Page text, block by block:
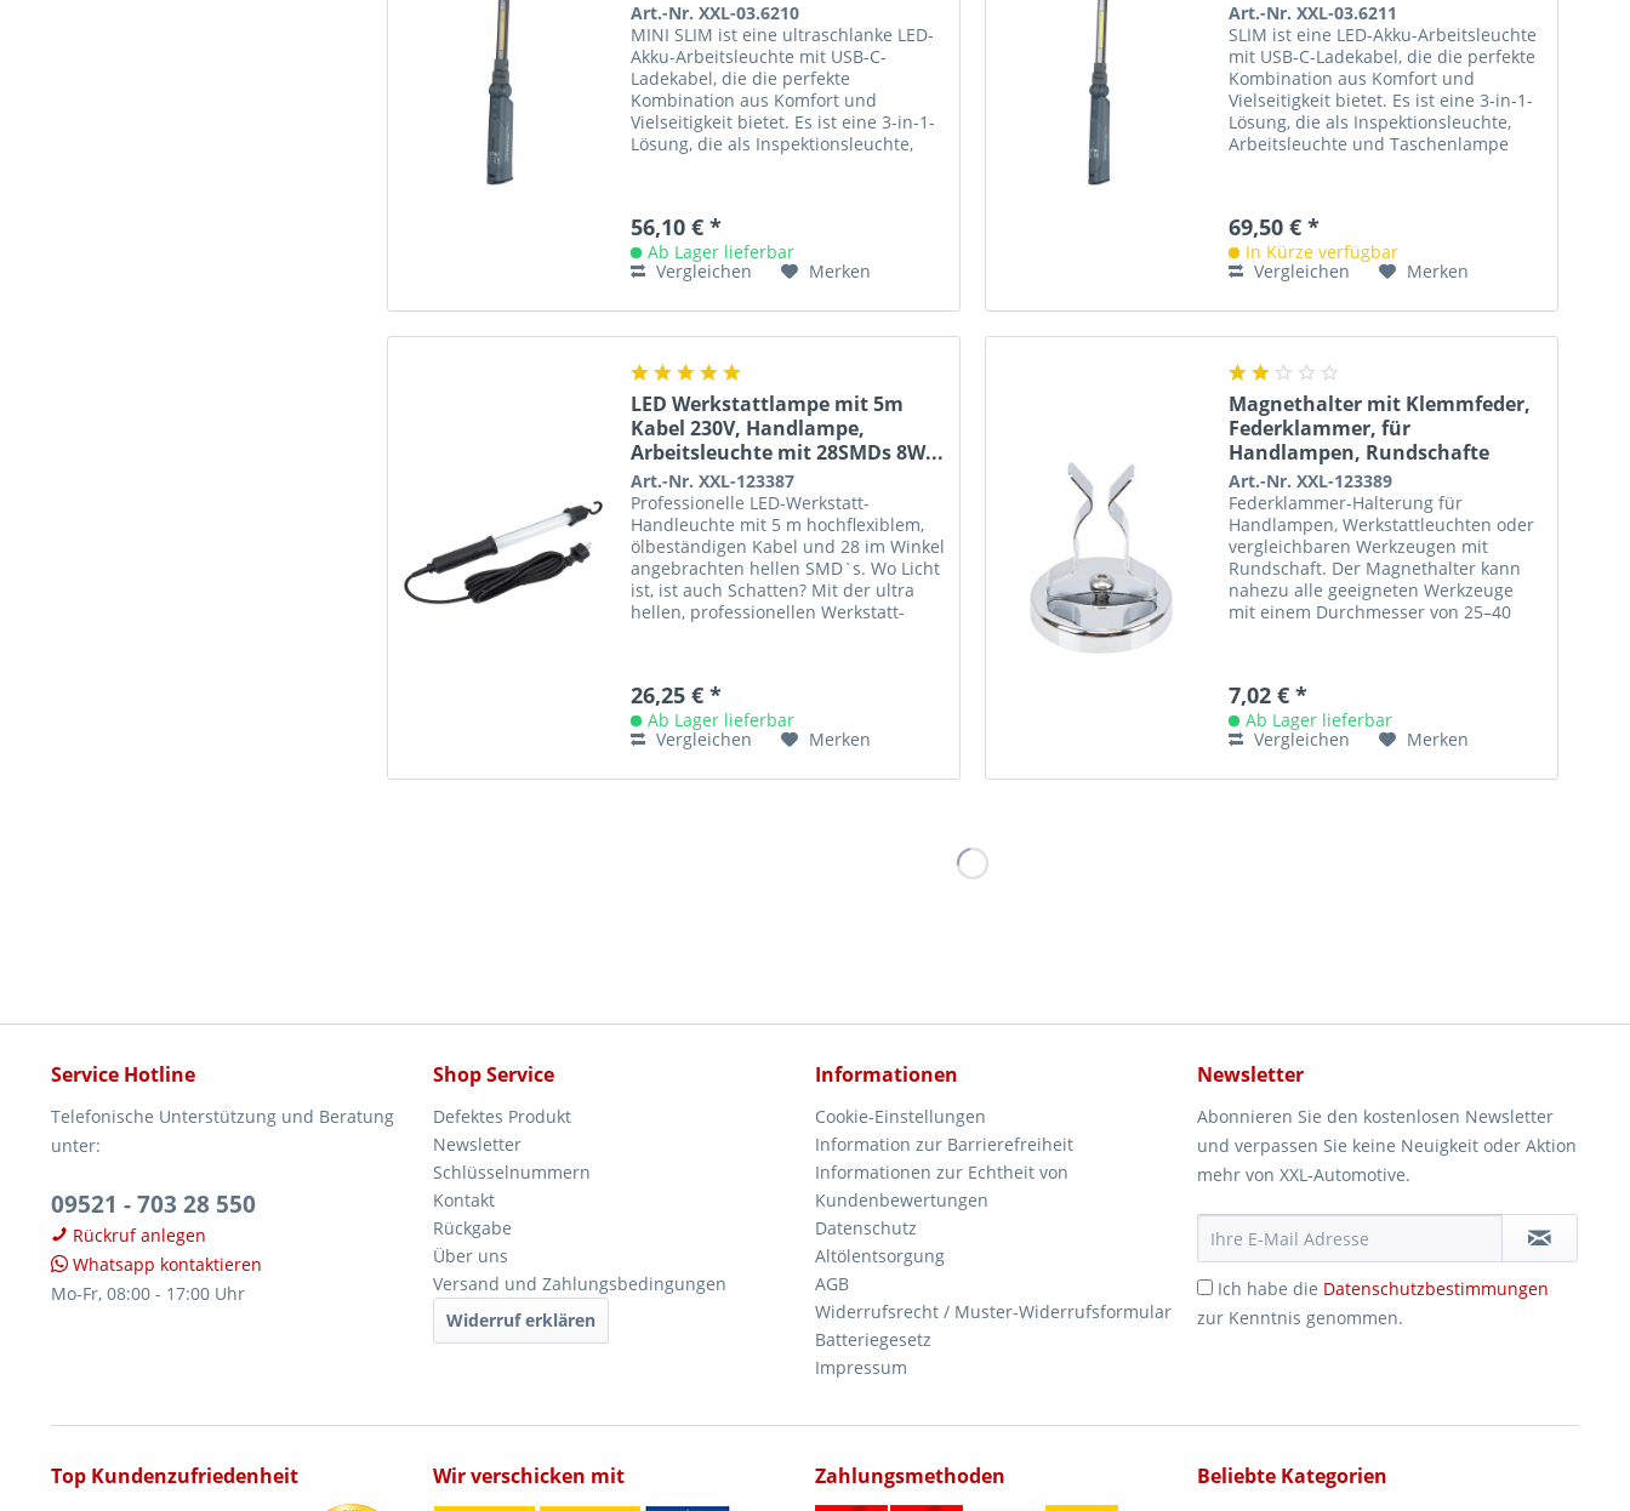
Art.-Nr. XXL-03.6210
MINI SLIM ist eine ultraschlanke LED-
Akku-Arbeitsleuchte mit USB-C-
Ladekabel, die die perfekte
Kombination aus Komfort und
Vielseitigkeit bietet. Es ist eine 3-in-1-
Lösung, die als Inspektionsleuchte,
56,10 € *
Ab Lager lieferbar
Vergleichen
Merken
Art.-Nr. XXL-03.6211
SLIM ist eine LED-Akku-Arbeitsleuchte
mit USB-C-Ladekabel, die die perfekte
Kombination aus Komfort und
Vielseitigkeit bietet. Es ist eine 3-in-1-
Lösung, die als Inspektionsleuchte,
Arbeitsleuchte und Taschenlampe
69,50 € *
In Kürze verfügbar
Vergleichen
Merken
LED Werkstattlampe mit 5m
Kabel 230V, Handlampe,
Arbeitsleuchte mit 28SMDs 8W...
Art.-Nr. XXL-123387
Professionelle LED-Werkstatt-
Handleuchte mit 5 m hochflexiblem,
ölbeständigen Kabel und 28 im Winkel
angebrachten hellen SMD`s. Wo Licht
ist, ist auch Schatten? Mit der ultra
hellen, professionellen Werkstatt-
26,25 € *
Ab Lager lieferbar
Vergleichen
Merken
Magnethalter mit Klemmfeder,
Federklammer, für
Handlampen, Rundschafte
von...
Art.-Nr. XXL-123389
Federklammer-Halterung für
Handlampen, Werkstattleuchten oder
vergleichbaren Werkzeugen mit
Rundschaft. Der Magnethalter kann
nahezu alle geeigneten Werkzeuge
mit einem Durchmesser von 25–40
7,02 € *
Ab Lager lieferbar
Vergleichen
Merken
Service Hotline
Telefonische Unterstützung und Beratung
unter:
09521 - 703 28 550
Rückruf anlegen
Whatsapp kontaktieren
Mo-Fr, 08:00 - 17:00 Uhr
Shop Service
Defektes Produkt
Newsletter
Schlüsselnummern
Kontakt
Rückgabe
Über uns
Versand und Zahlungsbedingungen
Widerruf erklären
Informationen
Cookie-Einstellungen
Information zur Barrierefreiheit
Informationen zur Echtheit von
Kundenbewertungen
Datenschutz
Altölentsorgung
AGB
Widerrufsrecht / Muster-Widerrufsformular
Batteriegesetz
Impressum
Newsletter
Abonnieren Sie den kostenlosen Newsletter
und verpassen Sie keine Neuigkeit oder Aktion
mehr von XXL-Automotive.
Ich habe die Datenschutzbestimmungen
zur Kenntnis genommen.
Top Kundenzufriedenheit Wir verschicken mit Zahlungsmethoden Beliebte Kategorien